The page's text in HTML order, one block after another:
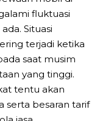
fluktuasi
Situasi
terjadi ketika
saat musim
yang tinggi.
tentu akan
serta besaran tarif